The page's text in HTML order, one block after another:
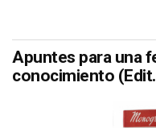
Apuntes para una
conocimiento